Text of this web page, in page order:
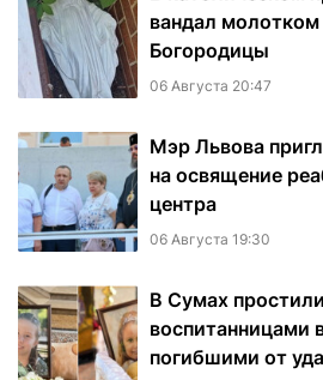
вандал
Богородицы
06 Августа 20:47
Мэр Львова
на освящение
центра
06 Августа 19:30
В Сумах
воспитанницами
погибшими от